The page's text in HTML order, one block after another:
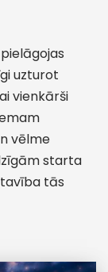
uzturot
vienkārši
vēlme
starta
tās